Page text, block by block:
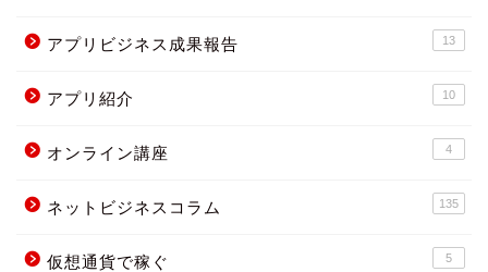
アプリビジネス成果報告 13
アプリ紹介 10
オンライン講座 4
ネットビジネスコラム 135
仮想通貨で稼ぐ 5